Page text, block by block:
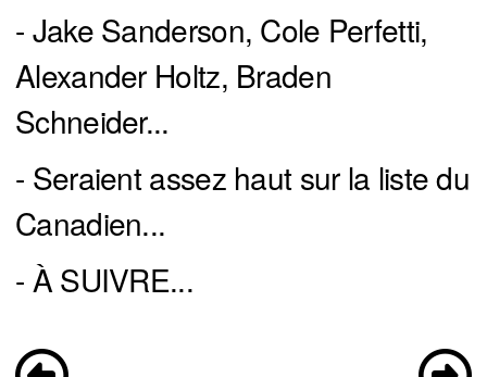
- Jake Sanderson, Cole Perfetti,
Alexander Holtz, Braden
Schneider...
- Seraient assez haut sur la liste du
Canadien...
- À SUIVRE...